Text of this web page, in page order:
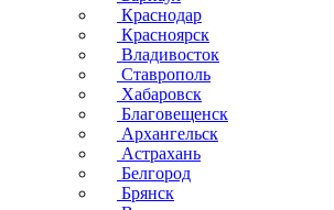
Краснодар
Красноярск
Владивосток
Ставрополь
Хабаровск
Благовещенск
Архангельск
Астрахань
Белгород
Брянск